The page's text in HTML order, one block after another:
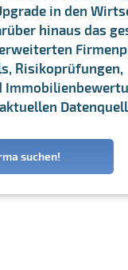
in den
hinaus das
Risikoprüfungen,
suchen!